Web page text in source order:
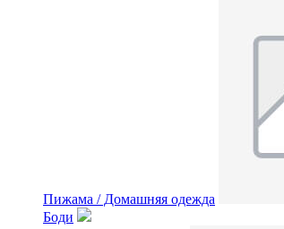
Пижама / Домашняя одежда
Боди